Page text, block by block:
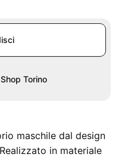
Torino
maschile dal design
in materiale